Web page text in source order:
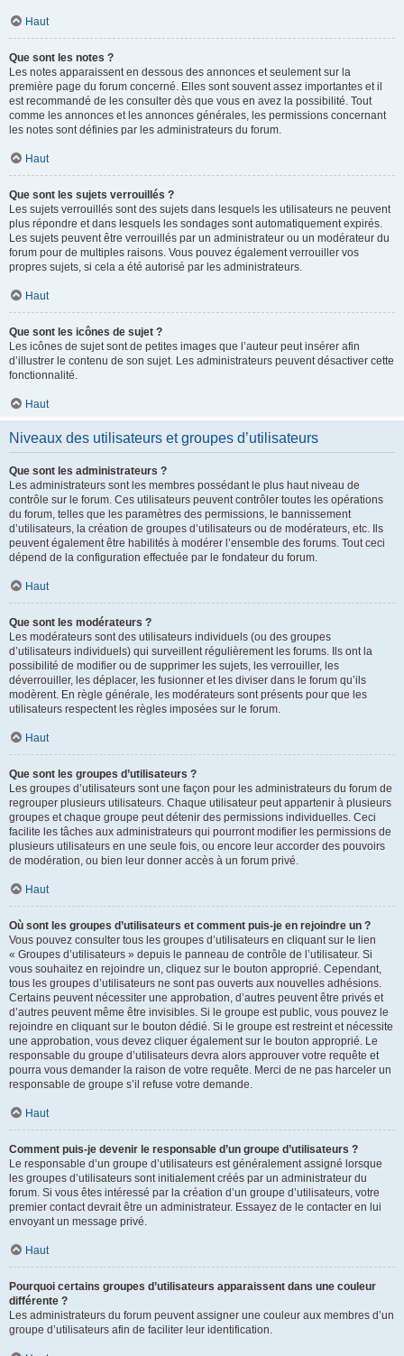
Haut
Que sont les notes ?
Les notes apparaissent en dessous des annonces et seulement sur la
première page du forum concerné. Elles sont souvent assez importantes et il
est recommandé de les consulter dès que vous en avez la possibilité. Tout
comme les annonces et les annonces générales, les permissions concernant
les notes sont définies par les administrateurs du forum.
Haut
Que sont les sujets verrouillés ?
Les sujets verrouillés sont des sujets dans lesquels les utilisateurs ne peuvent
plus répondre et dans lesquels les sondages sont automatiquement expirés.
Les sujets peuvent être verrouillés par un administrateur ou un modérateur du
forum pour de multiples raisons. Vous pouvez également verrouiller vos
propres sujets, si cela a été autorisé par les administrateurs.
Haut
Que sont les icônes de sujet ?
Les icônes de sujet sont de petites images que l’auteur peut insérer afin
d’illustrer le contenu de son sujet. Les administrateurs peuvent désactiver cette
fonctionnalité.
Haut
Niveaux des utilisateurs et groupes d’utilisateurs
Que sont les administrateurs ?
Les administrateurs sont les membres possédant le plus haut niveau de
contrôle sur le forum. Ces utilisateurs peuvent contrôler toutes les opérations
du forum, telles que les paramètres des permissions, le bannissement
d’utilisateurs, la création de groupes d’utilisateurs ou de modérateurs, etc. Ils
peuvent également être habilités à modérer l’ensemble des forums. Tout ceci
dépend de la configuration effectuée par le fondateur du forum.
Haut
Que sont les modérateurs ?
Les modérateurs sont des utilisateurs individuels (ou des groupes
d’utilisateurs individuels) qui surveillent régulièrement les forums. Ils ont la
possibilité de modifier ou de supprimer les sujets, les verrouiller, les
déverrouiller, les déplacer, les fusionner et les diviser dans le forum qu’ils
modèrent. En règle générale, les modérateurs sont présents pour que les
utilisateurs respectent les règles imposées sur le forum.
Haut
Que sont les groupes d’utilisateurs ?
Les groupes d’utilisateurs sont une façon pour les administrateurs du forum de
regrouper plusieurs utilisateurs. Chaque utilisateur peut appartenir à plusieurs
groupes et chaque groupe peut détenir des permissions individuelles. Ceci
facilite les tâches aux administrateurs qui pourront modifier les permissions de
plusieurs utilisateurs en une seule fois, ou encore leur accorder des pouvoirs
de modération, ou bien leur donner accès à un forum privé.
Haut
Où sont les groupes d’utilisateurs et comment puis-je en rejoindre un ?
Vous pouvez consulter tous les groupes d’utilisateurs en cliquant sur le lien
« Groupes d’utilisateurs » depuis le panneau de contrôle de l’utilisateur. Si
vous souhaitez en rejoindre un, cliquez sur le bouton approprié. Cependant,
tous les groupes d’utilisateurs ne sont pas ouverts aux nouvelles adhésions.
Certains peuvent nécessiter une approbation, d’autres peuvent être privés et
d’autres peuvent même être invisibles. Si le groupe est public, vous pouvez le
rejoindre en cliquant sur le bouton dédié. Si le groupe est restreint et nécessite
une approbation, vous devez cliquer également sur le bouton approprié. Le
responsable du groupe d’utilisateurs devra alors approuver votre requête et
pourra vous demander la raison de votre requête. Merci de ne pas harceler un
responsable de groupe s’il refuse votre demande.
Haut
Comment puis-je devenir le responsable d’un groupe d’utilisateurs ?
Le responsable d’un groupe d’utilisateurs est généralement assigné lorsque
les groupes d’utilisateurs sont initialement créés par un administrateur du
forum. Si vous êtes intéressé par la création d’un groupe d’utilisateurs, votre
premier contact devrait être un administrateur. Essayez de le contacter en lui
envoyant un message privé.
Haut
Pourquoi certains groupes d’utilisateurs apparaissent dans une couleur
différente ?
Les administrateurs du forum peuvent assigner une couleur aux membres d’un
groupe d’utilisateurs afin de faciliter leur identification.